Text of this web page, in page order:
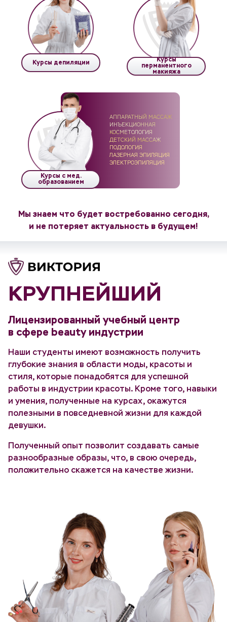
Курсы депиляции
Курсы
перманентного
макияжа
Курсы с мед.
образованием
АППАРАТНЫЙ МАССАЖ
ИНЪЕКЦИОННАЯ
КОСМЕТОЛОГИЯ
ДЕТСКИЙ МАССАЖ
ПОДОЛОГИЯ
ЛАЗЕРНАЯ ЭПИЛЯЦИЯ
ЭЛЕКТРОЭПИЛЯЦИЯ
Мы знаем что будет востребованно сегодня,
и не потеряет актуальность в будущем!
КРУПНЕЙШИЙ
Лицензированный учебный центр
в сфере beauty индустрии
Наши студенты имеют возможность получить
глубокие знания в области моды, красоты и
стиля, которые понадобятся для успешной
работы в индустрии красоты. Кроме того, навыки
и умения, полученные на курсах, окажутся
полезными в повседневной жизни для каждой
девушки.
Полученный опыт позволит создавать самые
разнообразные образы, что, в свою очередь,
положительно скажется на качестве жизни.